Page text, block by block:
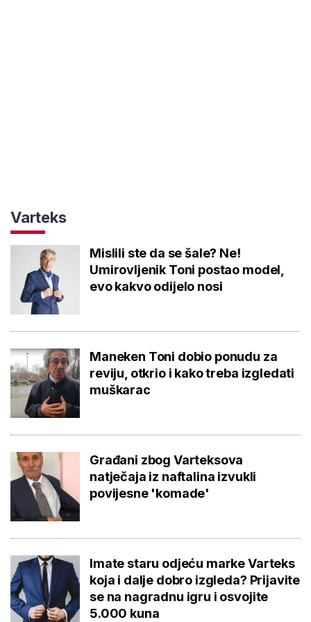
Varteks
Mislili ste da se šale? Ne!
Umirovljenik Toni postao model,
evo kakvo odijelo nosi
Maneken Toni dobio ponudu za
reviju, otkrio i kako treba izgledati
muškarac
Građani zbog Varteksova
natječaja iz naftalina izvukli
povijesne 'komade'
Imate staru odjeću marke Varteks
koja i dalje dobro izgleda? Prijavite
se na nagradnu igru i osvojite
5.000 kuna